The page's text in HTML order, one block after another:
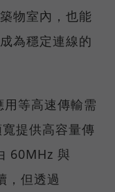
物室內，也能
為穩定連線的
等高速傳輸需
提供高容量傳
60MHz 與
，但透過